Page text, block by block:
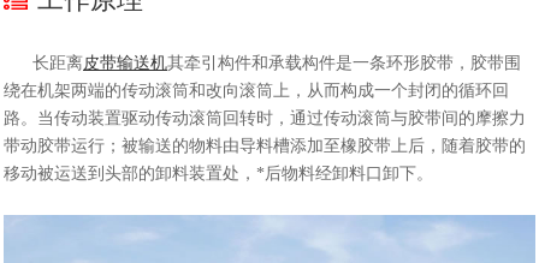
长距离皮带输送机其牵引构件和承载构件是一条环形胶带，胶带围
绕在机架两端的传动滚筒和改向滚筒上，从而构成一个封闭的循环回
路。当传动装置驱动传动滚筒回转时，通过传动滚筒与胶带间的摩擦力
带动胶带运行；被输送的物料由导料槽添加至橡胶带上后，随着胶带的
移动被运送到头部的卸料装置处，*后物料经卸料口卸下。